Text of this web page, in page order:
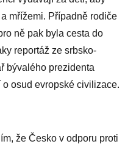
mřížemi. Případně rodiče
ně pak byla cesta do
reportáž ze srbsko-
bývalého prezidenta
osud evropské civilizace.
že Česko v odporu proti